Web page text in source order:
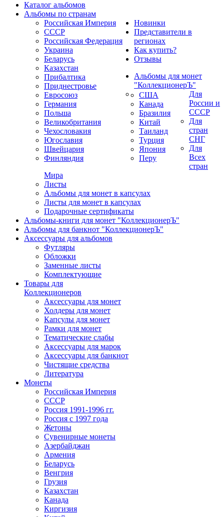
Каталог альбомов
Альбомы по странам
Российская Империя
СССР
Российская Федерация
Украина
Беларусь
Казахстан
Прибалтика
Приднестровье
Евросоюз
Германия
Польша
Великобритания
Чехословакия
Югославия
Швейцария
Финляндия
США
Канада
Бразилия
Китай
Таиланд
Турция
Япония
Перу
Новинки
Представители в
регионах
Как купить?
Отзывы
Альбомы для монет
"КоллекционерЪ"
Для
России и
СССР
Для
стран
СНГ
Для
Всех
стран
Мира
Листы
Альбомы для монет в капсулах
Листы для монет в капсулах
Подарочные сертификаты
Альбомы-книги для монет "КоллекционерЪ"
Альбомы для банкнот "КоллекционерЪ"
Аксессуары для альбомов
Футляры
Обложки
Заменные листы
Комплектующие
Товары для
Коллекционеров
Аксессуары для монет
Холдеры для монет
Капсулы для монет
Рамки для монет
Тематические слабы
Аксессуары для марок
Аксессуары для банкнот
Чистящие средства
Литература
Монеты
Российская Империя
СССР
Россия 1991-1996 гг.
Россия с 1997 года
Жетоны
Сувенирные монеты
Азербайджан
Армения
Беларусь
Венгрия
Грузия
Казахстан
Канада
Киргизия